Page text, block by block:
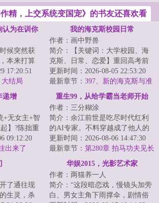
精，上交系统变国宠》的书友还喜欢看
认为在训你
候突然获
本来打算
却因为没
17:20:51
大结局
我的海克斯校园日常
作者：画中野兽
简介：【关键词：大学校园、海
克斯、日常、恋爱】重回高考前
一个月，林远看着眼前每周刷新
的海克斯选项，...
更新时间：2026-08-05 22:53:20
最新章节： 397、新的海克斯与准
备收网
递增
+无女主+智
】?陈拙重
没有系
09:12:20
出来了
重生99，从给学霸当老师开始
作者：三分糊涂
简介：余江前世是吃尽时代红利
的AI专家。不料穿越成了他人的
接盘侠。全家打工，独自留守，
中专在读。他满...
更新时间：2026-08-06 14:47:30
最新章节： 第280章 拍马功夫见长
了通往现
生灵，杀
华娱2015，光影艺术家
作者：两猫养一人
简介：“这段暗恋戏，慢镜头加旁
白、男女主角下雨撑伞，剧情俗